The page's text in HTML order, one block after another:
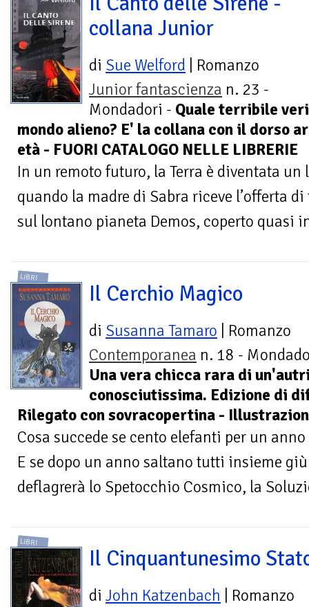
collana Junior
di Sue Welford | Romanzo
Junior fantascienza n. 23 -
Mondadori - Quale terribile
mondo alieno? E' la collana con il dorso
età - FUORI CATALOGO NELLE LIBRERIE
In un remoto futuro, la Terra è diventata
quando la madre di Sabra riceve l’offerta
sul lontano pianeta Demos, coperto quasi
LIBRI
Il Cerchio Magico
di Susanna Tamaro | Romanzo
Contemporanea n. 18 -
Una vera chicca rara di
conosciutissima. Edizione di
Rilegato con sovracopertina -
Cosa succede se cento elefanti per un
E se dopo un anno saltano tutti insieme
deflagrerà lo Spetocchio Cosmico, la
LIBRI
Il Cinquantunesimo
di John Katzenbach | Romanzo